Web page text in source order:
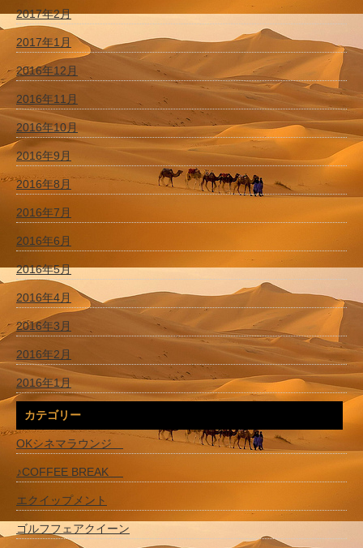
2017年2月
2017年1月
2016年12月
2016年11月
2016年10月
2016年9月
2016年8月
2016年7月
2016年6月
2016年5月
2016年4月
2016年3月
2016年2月
2016年1月
カテゴリー
OKシネマラウンジ
♪COFFEE BREAK
エクイップメント
ゴルフフェアクイーン